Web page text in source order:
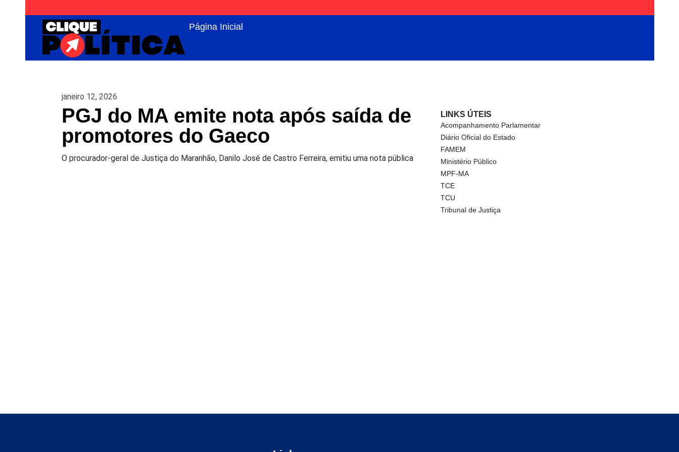
Página Inicial
janeiro 12, 2026
PGJ do MA emite nota após saída de
promotores do Gaeco
O procurador-geral de Justiça do Maranhão, Danilo José de Castro Ferreira, emitiu uma nota pública
LINKS ÚTEIS
Acompanhamento Parlamentar
Diário Oficial do Estado
FAMEM
Ministério Público
MPF-MA
TCE
TCU
Tribunal de Justiça